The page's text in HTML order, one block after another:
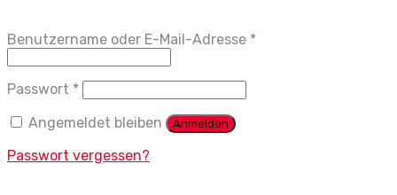
Benutzername oder E-Mail-Adresse *
Passwort *
Angemeldet bleiben Anmelden
Passwort vergessen?